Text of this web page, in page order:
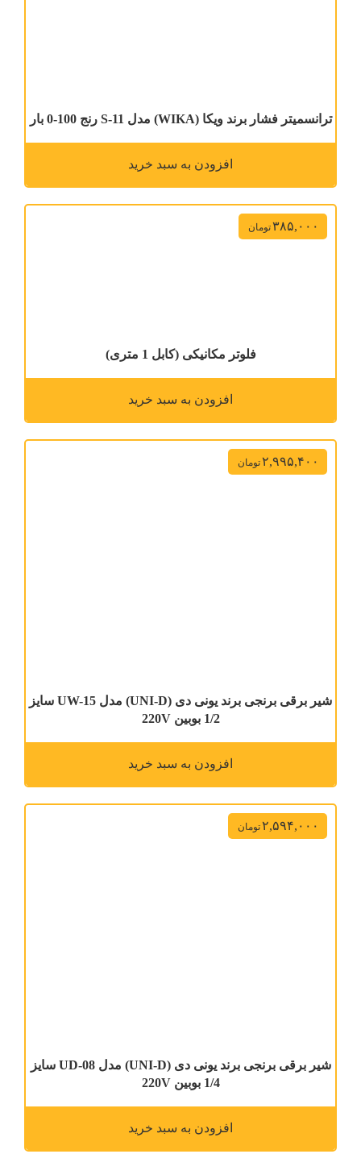
ترانسمیتر فشار برند ویکا (WIKA) مدل S-11 رنج 100-0 بار
افزودن به سبد خرید
فلوتر مکانیکی (کابل 1 متری)
۳۸۵,۰۰۰تومان
افزودن به سبد خرید
شیر برقی برنجی برند یونی دی (UNI-D) مدل UW-15 سایز
1/2 بوبین 220V
۲,۹۹۵,۴۰۰تومان
افزودن به سبد خرید
شیر برقی برنجی برند یونی دی (UNI-D) مدل UD-08 سایز
1/4 بوبین 220V
۲,۵۹۴,۰۰۰تومان
افزودن به سبد خرید